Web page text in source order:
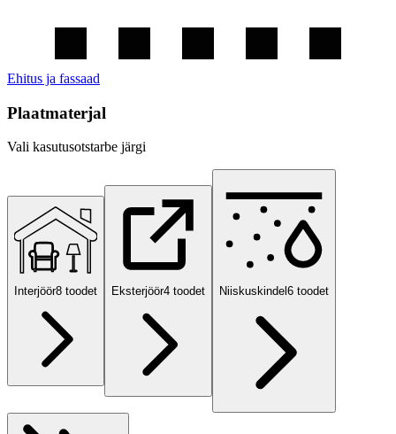
Ehitus ja fassaad
Plaatmaterjal
Vali kasutusotstarbe järgi
Interjöör8 toodet Eksterjöör4 toodet Niiskuskindel 6 toodet